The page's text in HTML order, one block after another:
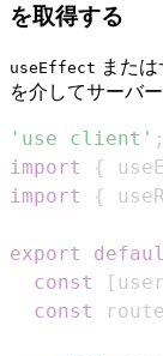
を取得する
useEffect また
を介してサーバ
'use client' ;
import
{
import
{
export
const
[ user
const